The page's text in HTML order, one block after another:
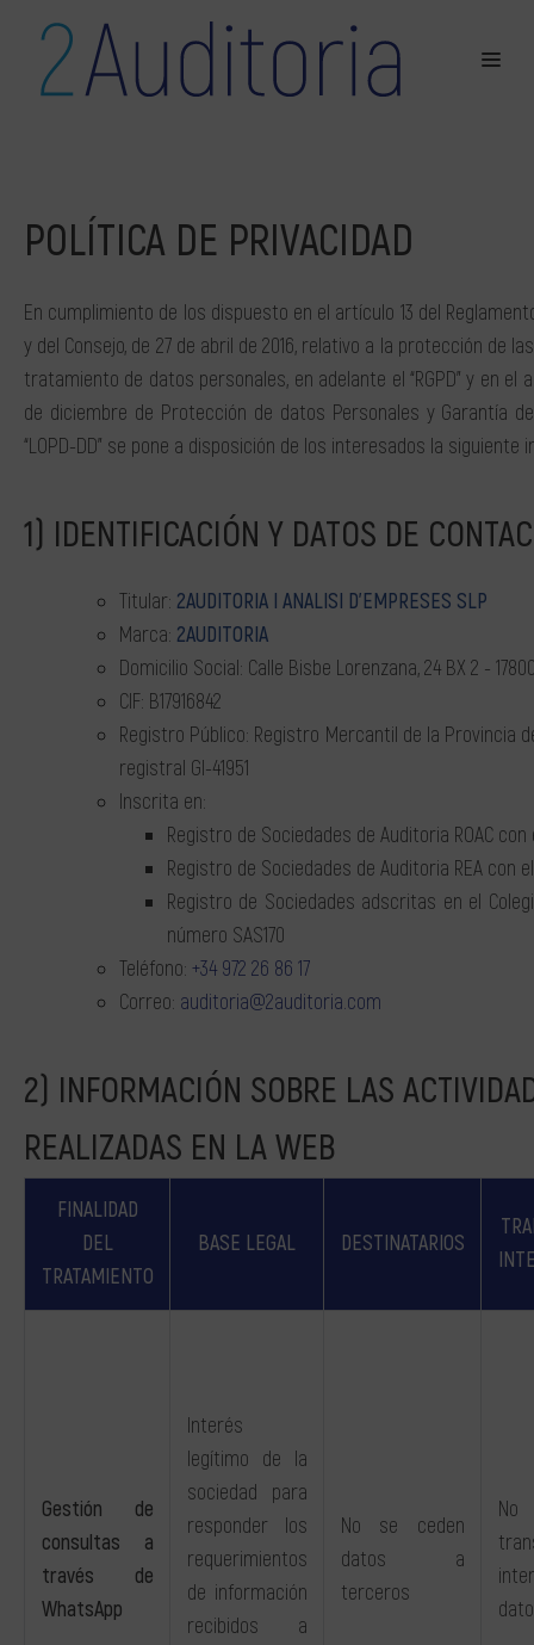
POLÍTICA DE PRIVACIDAD
En cumplimiento de los dispuesto en el artículo 13 del
y del Consejo, de 27 de abril de 2016, relativo a la protección de
tratamiento de datos personales, en adelante el “RGPD” y en el
de diciembre de Protección de datos Personales y Garantía
“LOPD-DD” se pone a disposición de los interesados la siguiente
IDENTIFICACIÓN Y DATOS DE
Titular: 2AUDITORIA I ANALISI D’EMPRESES SLP
Marca: 2AUDITORIA
Domicilio Social: Calle Bisbe Lorenzana, 24 BX 2 -
CIF: B17916842
Registro Público: Registro Mercantil de la Provincia
registral GI-41951
Inscrita en:
Registro de Sociedades de Auditoria ROAC con
Registro de Sociedades de Auditoria REA con
Registro de Sociedades adscritas en el
número SAS170
Teléfono: +34 972 26 86 17
Correo: auditoria@2auditoria.com
INFORMACIÓN SOBRE LAS
REALIZADAS EN LA WEB
FINALIDAD
DEL
TRATAMIENTO
BASE LEGAL DESTINATARIOS
Gestión de
consultas a
través de
WhatsApp
Interés
legítimo de la
sociedad para
responder los
requerimientos
de información
recibidos a
No se ceden
datos a
terceros
No